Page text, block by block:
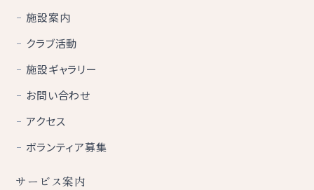
施設案内
クラブ活動
施設ギャラリー
お問い合わせ
アクセス
ボランティア募集
サービス案内